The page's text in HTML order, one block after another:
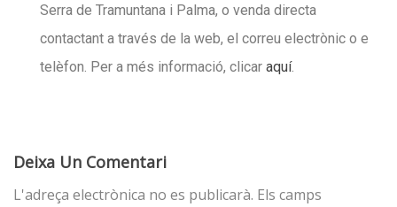
Serra de Tramuntana i Palma, o venda directa
contactant a través de la web, el correu electrònic o e
telèfon. Per a més informació, clicar aquí.
Deixa Un Comentari
L'adreça electrònica no es publicarà. Els camps